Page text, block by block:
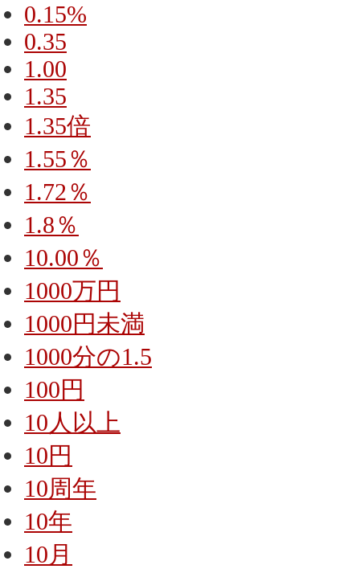
0.15%
0.35
1.00
1.35
1.35倍
1.55％
1.72％
1.8％
10.00％
1000万円
1000円未満
1000分の1.5
100円
10人以上
10円
10周年
10年
10月